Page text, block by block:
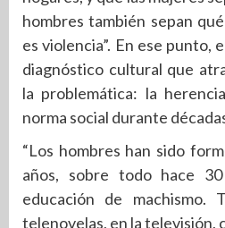
hombres también sepan
es violencia”. En ese punto,
diagnóstico cultural que
la problemática: la
norma social durante
“Los hombres han sido
años, sobre todo hace
educación de machismo.
telenovelas, en la televisión,